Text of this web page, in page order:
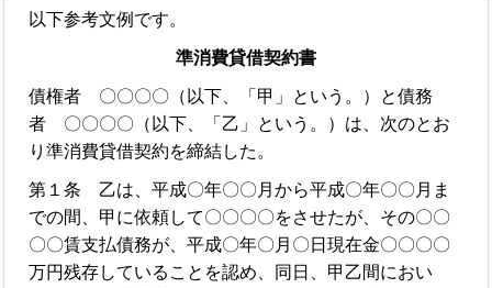
以下参考文例です。
準消費貸借契約書
債権者 〇〇〇〇（以下、「甲」という。）と債務
者 〇〇〇〇（以下、「乙」という。）は、次のとお
り準消費貸借契約を締結した。
第１条 乙は、平成〇年〇〇月から平成〇年〇〇月ま
での間、甲に依頼して〇〇〇〇をさせたが、その〇〇
〇〇賃支払債務が、平成〇年〇月〇日現在金〇〇〇〇
万円残存していることを認め、同日、甲乙間におい